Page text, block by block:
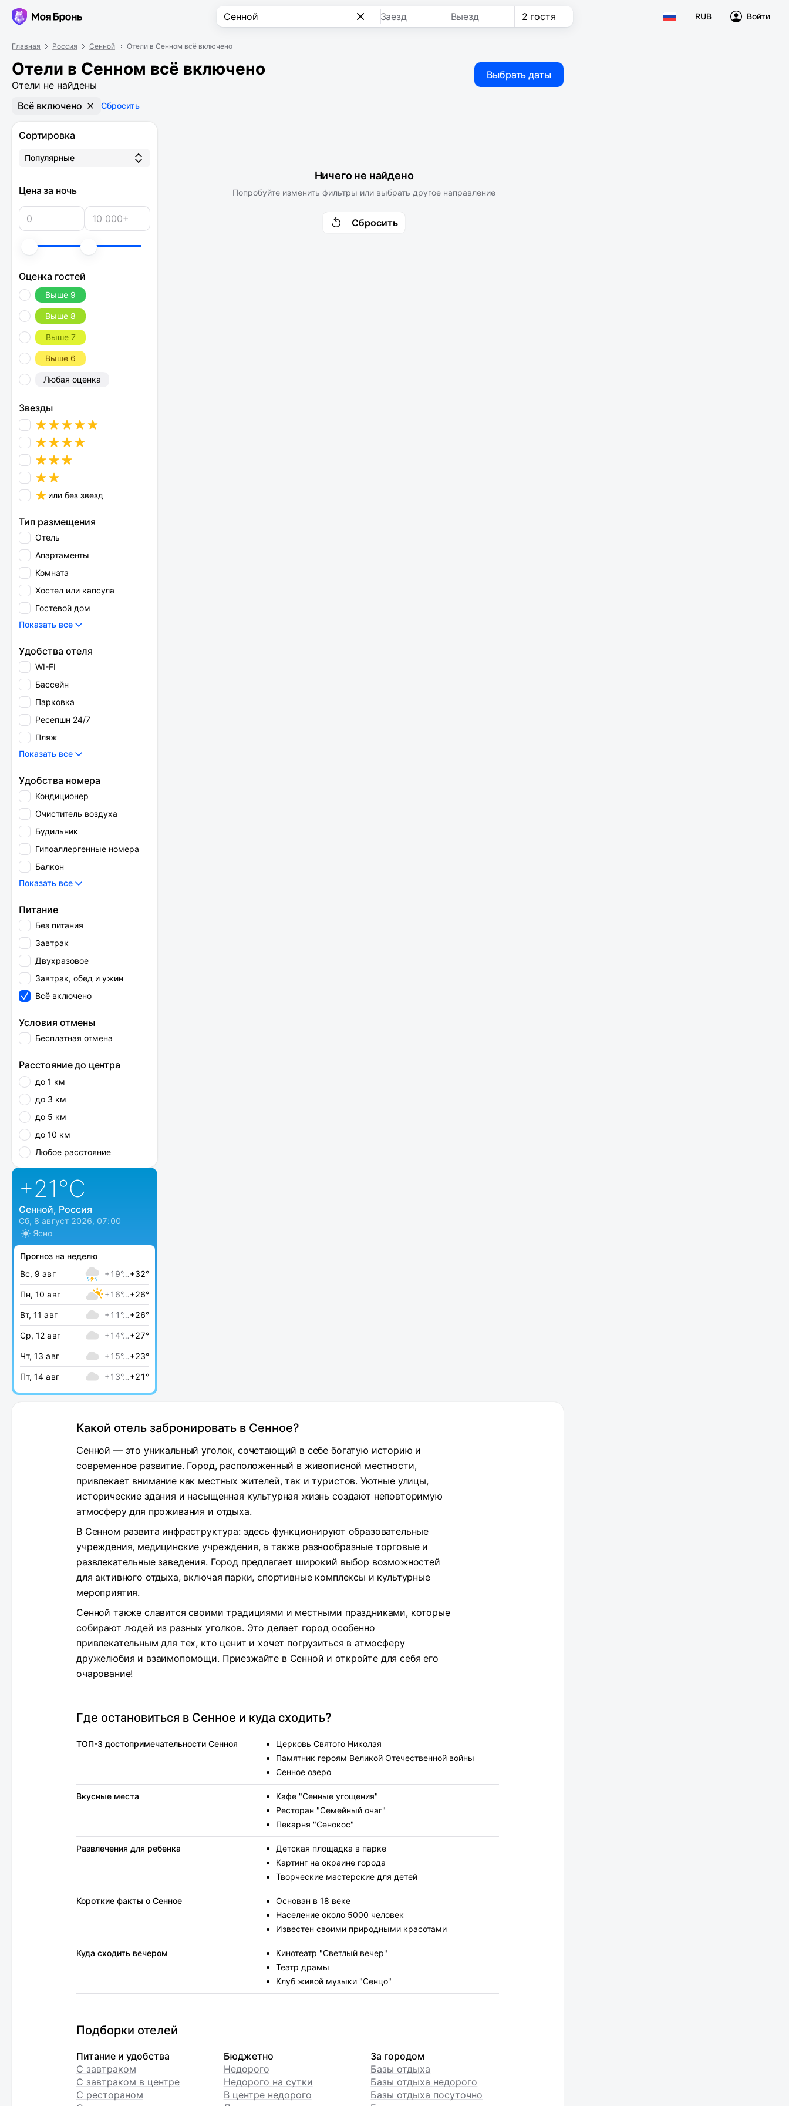
Заезд Выезд 2 гостя RUB Войти
Главная Россия Сенной Отели в Сенном всё включено
Отели в Сенном всё включено
Отели не найдены
Выбрать даты
Всё включено Сбросить
Сортировка
Популярные
Цена за ночь
Оценка гостей
Выше 9
Выше 8
Выше 7
Выше 6
Любая оценка
Звезды
или без звезд
Тип размещения
Отель
Апартаменты
Комната
Хостел или капсула
Гостевой дом
Показать все
Удобства отеля
WI-FI
Бассейн
Парковка
Ресепшн 24/7
Пляж
Показать все
Удобства номера
Кондиционер
Очиститель воздуха
Будильник
Гипоаллергенные номера
Балкон
Показать все
Питание
Без питания
Завтрак
Двухразовое
Завтрак, обед и ужин
Всё включено
Условия отмены
Бесплатная отмена
Расстояние до центра
до 1 км
до 3 км
до 5 км
до 10 км
Любое расстояние
+21°C
Сенной, Россия
Сб, 8 август 2026, 07:00
Ясно
Прогноз на неделю
Вс, 9 авг
+19°…+32°
Пн, 10 авг +16°…+26°
Вт, 11 авг +11°…+26°
Ср, 12 авг +14°…+27°
Чт, 13 авг +15°…+23°
Пт, 14 авг +13°…+21°
Ничего не найдено
Попробуйте изменить фильтры или выбрать другое направление
Сбросить
Какой отель забронировать в Сенное?
Сенной — это уникальный уголок, сочетающий в себе богатую историю и
современное развитие. Город, расположенный в живописной местности,
привлекает внимание как местных жителей, так и туристов. Уютные улицы,
исторические здания и насыщенная культурная жизнь создают неповторимую
атмосферу для проживания и отдыха.
В Сенном развита инфраструктура: здесь функционируют образовательные
учреждения, медицинские учреждения, а также разнообразные торговые и
развлекательные заведения. Город предлагает широкий выбор возможностей
для активного отдыха, включая парки, спортивные комплексы и культурные
мероприятия.
Сенной также славится своими традициями и местными праздниками, которые
собирают людей из разных уголков. Это делает город особенно
привлекательным для тех, кто ценит и хочет погрузиться в атмосферу
дружелюбия и взаимопомощи. Приезжайте в Сенной и откройте для себя его
очарование!
Где остановиться в Сенное и куда сходить?
ТОП-3 достопримечательности Сенноя
Церковь Святого Николая
Памятник героям Великой Отечественной войны
Сенное озеро
Вкусные места
Кафе "Сенные угощения"
Ресторан "Семейный очаг"
Пекарня "Сенокос"
Развлечения для ребенка
Детская площадка в парке
Картинг на окраине города
Творческие мастерские для детей
Короткие факты о Сенное
Основан в 18 веке
Население около 5000 человек
Известен своими природными красотами
Куда сходить вечером
Кинотеатр "Светлый вечер"
Театр драмы
Клуб живой музыки "Сенцо"
Подборки отелей
Питание и удобства
С завтраком
С завтраком в центре
С рестораном
Бюджетно
Недорого
Недорого на сутки
В центре недорого
За городом
Базы отдыха
Базы отдыха недорого
Базы отдыха посуточно